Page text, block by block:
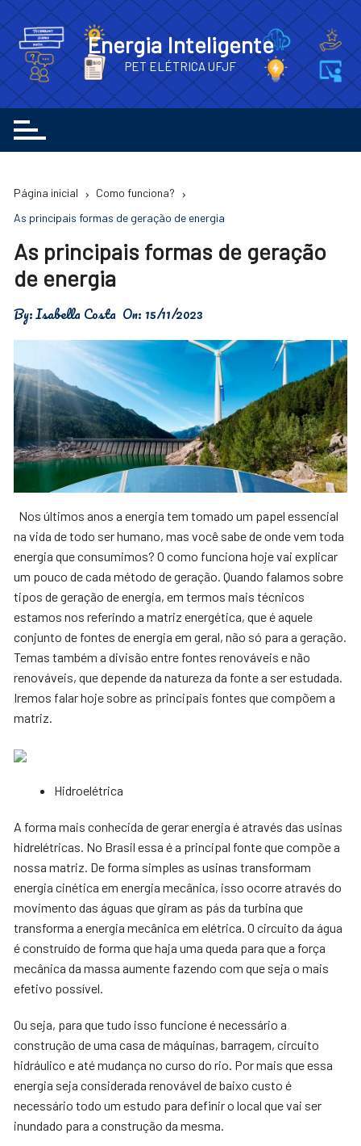
para
o
conteúdo
Energia Inteligente
PET ELÉTRICA UFJF
Página inicial
Como funciona?
As principais formas de geração de energia
As principais formas de geração
de energia
By:Isabella Costa On: 15/11/2023
Nos últimos anos a energia tem tomado um papel essencial
na vida de todo ser humano, mas você sabe de onde vem toda
energia que consumimos? O como funciona hoje vai explicar
um pouco de cada método de geração. Quando falamos sobre
tipos de geração de energia, em termos mais técnicos
estamos nos referindo a matriz energética, que é aquele
conjunto de fontes de energia em geral, não só para a geração.
Temas também a divisão entre fontes renováveis e não
renováveis, que depende da natureza da fonte a ser estudada.
Iremos falar hoje sobre as principais fontes que compõem a
matriz.
Hidroelétrica
A forma mais conhecida de gerar energia é através das usinas
hidrelétricas. No Brasil essa é a principal fonte que compõe a
nossa matriz. De forma simples as usinas transformam
energia cinética em energia mecânica, isso ocorre através do
movimento das águas que giram as pás da turbina que
transforma a energia mecânica em elétrica. O circuito da água
é construído de forma que haja uma queda para que a força
mecânica da massa aumente fazendo com que seja o mais
efetivo possível.
Ou seja, para que tudo isso funcione é necessário a
construção de uma casa de máquinas, barragem, circuito
hidráulico e até mudança no curso do rio. Por mais que essa
energia seja considerada renovável de baixo custo é
necessário todo um estudo para definir o local que vai ser
inundado para a construção da mesma.